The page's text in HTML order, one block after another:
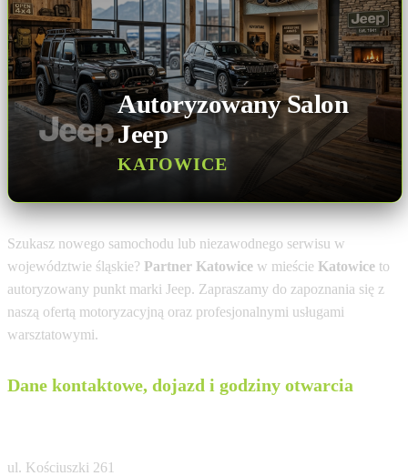
Autoryzowany Salon
Jeep
KATOWICE
Szukasz nowego samochodu lub niezawodnego serwisu w
województwie śląskie? Partner Katowice w mieście Katowice to
autoryzowany punkt marki Jeep. Zapraszamy do zapoznania się z
naszą ofertą motoryzacyjną oraz profesjonalnymi usługami
warsztatowymi.
Dane kontaktowe, dojazd i godziny otwarcia
ul. Kościuszki 261